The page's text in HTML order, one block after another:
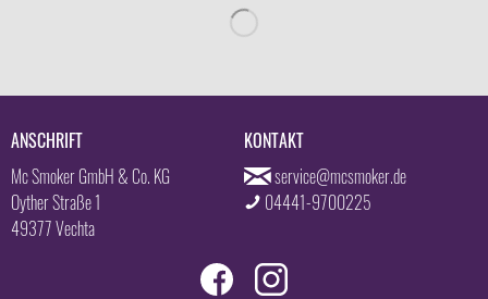
ANSCHRIFT
Mc Smoker GmbH & Co. KG
Oyther Straße 1
49377 Vechta
KONTAKT
service@mcsmoker.de
04441-9700225